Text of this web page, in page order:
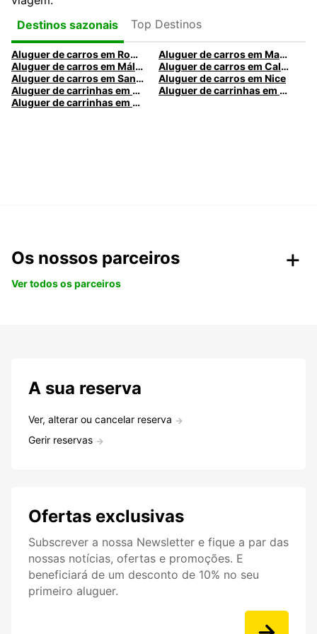
Destinos sazonais
Top Destinos
Aluguer de carros em Roma
Aluguer de carros em Madrid
Aluguer de carros em Málaga
Aluguer de carros em Caldas da Rainha
Aluguer de carros em Santa Maria da Feira
Aluguer de carros em Nice
Aluguer de carrinhas em Nice
Aluguer de carrinhas em Santa Maria da Feira
Aluguer de carrinhas em Caldas da Rainha
Os nossos parceiros
Ver todos os parceiros
A sua reserva
Ver, alterar ou cancelar reserva
Gerir reservas
Ofertas exclusivas
Subscrever a nossa Newsletter e fique a par das
nossas notícias, ofertas e promoções. E
beneficiará de um desconto de 10% no seu
primeiro aluguer.